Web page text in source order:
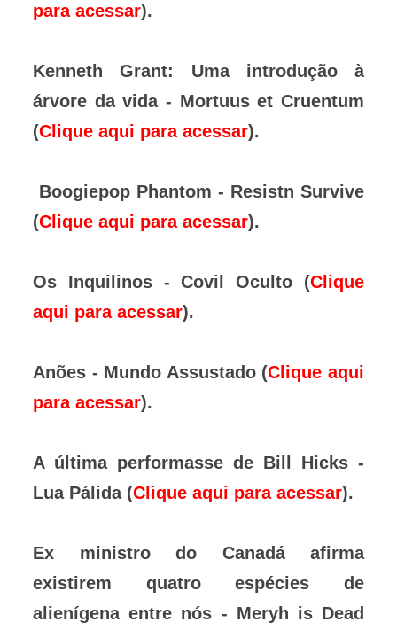
para acessar).
Kenneth Grant: Uma introdução à
árvore da vida - Mortuus et Cruentum
(Clique aqui para acessar).
Boogiepop Phantom - Resistn Survive
(Clique aqui para acessar).
Os Inquilinos - Covil Oculto (Clique
aqui para acessar).
Anões - Mundo Assustado (Clique aqui
para acessar).
A última performasse de Bill Hicks -
Lua Pálida (Clique aqui para acessar).
Ex ministro do Canadá afirma
existirem quatro espécies de
alienígena entre nós - Meryh is Dead